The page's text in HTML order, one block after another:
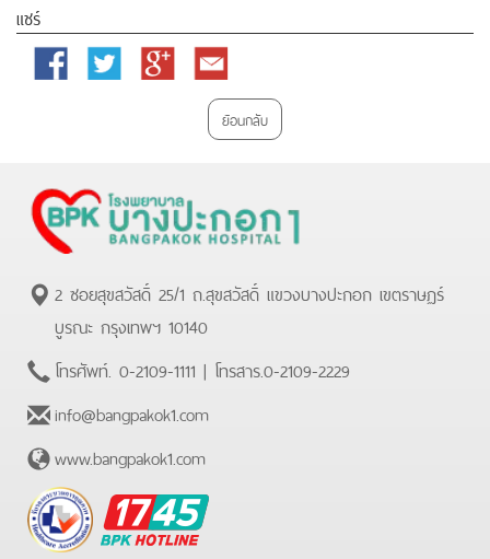
แชร์
Facebook Twitter
Google
Email
ย้อนกลับ
2 ซอยสุขสวัสดิ์ 25/1 ถ.สุขสวัสดิ์ แขวงบางปะกอก เขตราษฏร์
บูรณะ กรุงเทพฯ 10140
โทรศัพท์. 0-2109-1111 | โทรสาร.0-2109-2229
info@bangpakok1.com
www.bangpakok1.com
BPK
Hotline